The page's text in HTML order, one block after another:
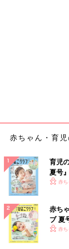
赤ちゃん・育
育児
夏号
いっ
赤
赤ち
ブ 夏
く！
赤